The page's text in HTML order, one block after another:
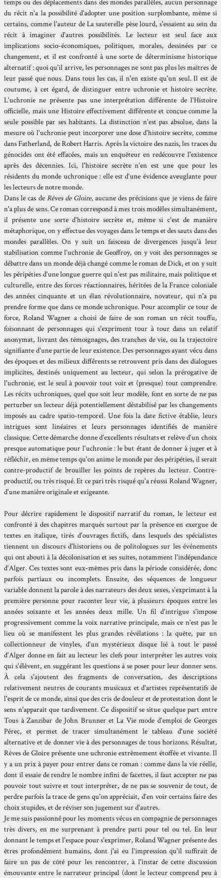
temps ou des déplacements dans des mondes parallèles, aucun personnage
du récit n'a la possibilité d'adopter une position surplombante, même si
certains, comme l'auteur de La sauterelle pèse lourd, s'essaient au sein du
récit à imaginer d'autres possibilités. Le lecteur est seul face aux
implications socio-économiques, politiques, morales, dessinées par ce
changement, et il est confronté à une sorte de déterminisme historique
alternatif : quoi qu'il arrive, les personnages ne sont pas plus les maîtres de
leur passé que nous. Dans tous les cas, il n'en existe qu'un seul. Il est de
coutume, à cet égard, de distinguer entre uchronie et histoire secrète.
L'uchronie ne présente pas une interprétation différente de l'Histoire
officielle, mais une Histoire effectivement différente et conçue comme la
seule possible par ses habitants. La distinction n'est pas absolue, dans la
mesure où l'uchronie peut incorporer une dose d'histoire secrète, comme
dans Fatherland, de Robert Harris. Après la victoire des nazis, les traces du
génocides ont été effacées, mais un enquêteur en redécouvre l'existence
après des décennies. Ici, l'histoire secrète n'en est une que pour les
résidents du monde uchronique : elle est d'une évidence aveuglante pour
les lecteurs de notre monde.
Dans le cas deRêves de Gloire, aucune des précisions que je viens de faire
n'a plus de sens. Ce roman correspond à mes trois modèles simultanément,
il présente une sorte d'histoire secrète et, même si c'est de manière
métaphorique, on y effectue des voyages dans le temps et des sauts dans des
mondes parallèles. On y suit un faisceau de divergences jusqu'à leur
stabilisation comme l'uchronie de Geoffroy, on y voit des personnages se
débattre dans un monde déjà changé comme le roman de Dick, et on y suit
les péripéties d'une longue guerre qui n'est pas militaire, mais politique et
culturelle, entre des forces réactionnaires, héritées de la France coloniale
des années cinquante et un élan révolutionnaire, novateur, qui n'a pu
prendre forme que dans ce monde uchronique. Pour accomplir ce tour de
force, Roland Wagner a choisi de faire de son roman un récit touffu,
foisonnant de personnages qui s'expriment tour à tour dans un relatif
anonymat, livrant des témoignages, des tranches de vie, ou la trajectoire
signifiante d'une partie de leur existence. Des personnages ayant vécu dans
des époques et des milieux différents se retrouvent pris dans des dialogues
implicites, destinés uniquement au lecteur, qui selon la prérogative de
l'uchronie, est le seul à pouvoir tout voir et (presque) tout comprendre.
Les récits uchroniques, quel que soit leur modèle, font en sorte de ne pas
perturber un lecteur déjà potentiellement déstabilisé par les changements
imposés au cadre spatio-temporel. Une fois la date fictive établie, leurs
intrigues sont linéaires et leurs personnages identifiés de manière
classique. Cette démarche donne d'excellents résultats et relève d'un choix
presque automatique pour l'uchronie : le but étant de donner à juger et à
réfléchir, en même temps qu'on anime le monde par des péripéties, il serait
contre-productif de brouiller les points de repères du lecteur. Contre-
productif, ou très risqué. Et ce pari très risqué qu'a réussi Roland Wagner,
d'une manière originale et exigeante.
Pour décrire rapidement le dispositif narratif du roman, le lecteur est
confronté à des chapitres marqués surtout par la présence en exergue de
textes en italique, tirés d'ouvrages fictifs, dans lesquels des spécialistes
tiennent un discours d'historiens ou de politologues sur les événements
qui ont abouti à la décolonisation et ses suites, notamment l'indépendance
d'Alger. Ces textes sont eux-mêmes pris dans la période considérée, donc
parfois partiaux ou incomplets. Ensuite, des séquences de longueur
variable donnent la parole à des narrateurs des deux sexes, s'exprimant à la
première personne pour raconter leur vie, à plusieurs époques entre les
années soixante et les années deux mille. Un fil d'intrigue s'impose
progressivement comme la voix narrative principale, mais ce n'est pas le
lieu où se manifestent les plus grandes révélations : la quête, par un
collectionneur de vinyles, d'un mystérieux disque lié à tout le passé
d'Alger donne en fait au lecteur les clefs pour interpréter les autres voix
qui s'élèvent, en suggérant les questions à se poser pour leur donner sens.
À cela s'ajoutent des fragments de conversation, des descriptions
relativement neutres de courants musicaux et d'artistes représentatifs de
l'esprit de ce monde, ainsi que des cris de douleur et de protestation dont le
sens n'apparaît que tardivement. Ce dispositif se situe quelque part entre
Tous à Zanzibar de John Brunner et La Vie mode d'emploi de Georges
Pérec, et permet de tracer simultanément le tableau d'une société
alternative et de donner vie à des personnages de tous horizons. Résultat,
Rêves de Gloire présente une uchronie extrêmement étoffée et vivante. Il
y a un prix à payer pour entrer dans ce roman : comme dans la vie réelle,
dont il essaie de rendre le nombre infini de facettes, il faut accepter ne pas
pouvoir tout suivre et tout interpréter, de ne pas se souvenir de tout, de
perdre parfois la trace de gens qu'on appréciait, d'en voir certains faire des
choix stupides, et de réviser son jugement sur d'autres.
Je me suis passionné pour les moments vécus en compagnie de personnages
très divers, en me surprenant à prendre parti pour tel ou tel. En leur
donnant le temps et l'espace pour s'exprimer, Roland Wagner présente des
êtres profondément humains, dont j'ai eu l'impression qu'il suffirait de
faire un pas de côté pour les rencontrer, à l'instar de cette discussion
émouvante entre le narrateur principal (dont le lecteur comprend peu à